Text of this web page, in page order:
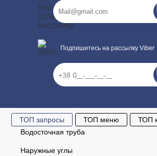
Подпишитесь на рассылку Viber
ТОП запросы ТОП меню
ТОП
Водосточная труба
Наружные углы